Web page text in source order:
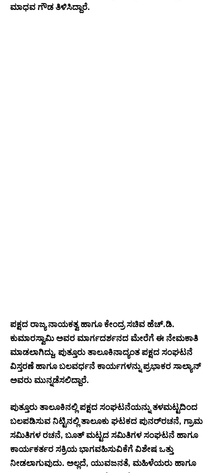
ಮಾಧವ ಗೌಡ ತಿಳಿಸಿದ್ದಾರೆ.
ಪಕ್ಷದ ರಾಜ್ಯ ನಾಯಕತ್ವ ಹಾಗೂ ಕೇಂದ್ರ ಸಚಿವ ಹೆಚ್.ಡಿ.
ಕುಮಾರಸ್ವಾಮಿ ಅವರ ಮಾರ್ಗದರ್ಶನದ ಮೇರೆಗೆ ಈ ನೇಮಕಾತಿ
ಮಾಡಲಾಗಿದ್ದು, ಪುತ್ತೂರು ತಾಲೂಕಿನಾದ್ಯಂತ ಪಕ್ಷದ ಸಂಘಟನೆ
ವಿಸ್ತರಣೆ ಹಾಗೂ ಬಲವರ್ಧನೆ ಕಾರ್ಯಗಳನ್ನು ಪ್ರಭಾಕರ ಸಾಲ್ಯಾನ್
ಅವರು ಮುನ್ನಡೆಸಲಿದ್ದಾರೆ.
ಪುತ್ತೂರು ತಾಲೂಕಿನಲ್ಲಿ ಪಕ್ಷದ ಸಂಘಟನೆಯನ್ನು ತಳಮಟ್ಟದಿಂದ
ಬಲಪಡಿಸುವ ನಿಟ್ಟಿನಲ್ಲಿ ತಾಲೂಕು ಘಟಕದ ಪುನರ್‌ರಚನೆ, ಗ್ರಾಮ
ಸಮಿತಿಗಳ ರಚನೆ, ಬೂತ್ ಮಟ್ಟದ ಸಮಿತಿಗಳ ಸಂಘಟನೆ ಹಾಗೂ
ಕಾರ್ಯಕರ್ತರ ಸಕ್ರಿಯ ಭಾಗವಹಿಸುವಿಕೆಗೆ ವಿಶೇಷ ಒತ್ತು
ನೀಡಲಾಗುವುದು. ಅಲ್ಲದೆ, ಯುವಜನತೆ, ಮಹಿಳೆಯರು ಹಾಗೂ